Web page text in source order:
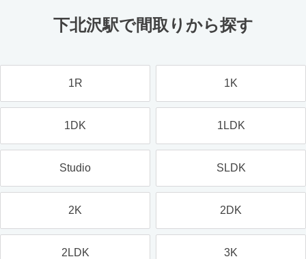
下北沢駅で間取りから探す
1R 1K
1DK 1LDK
Studio SLDK
2K 2DK
2LDK 3K